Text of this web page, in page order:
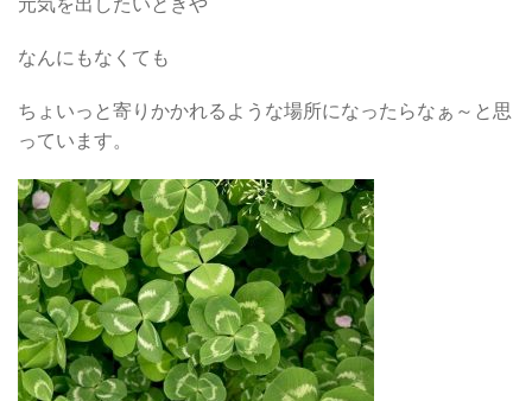
なんにもなくても
ちょいっと寄りかかれるような場所になったらなぁ～と思
っています。